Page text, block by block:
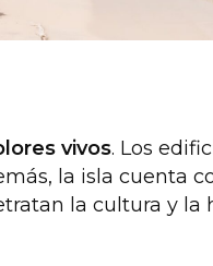
vivos. Los
la isla cuenta
la cultura y la